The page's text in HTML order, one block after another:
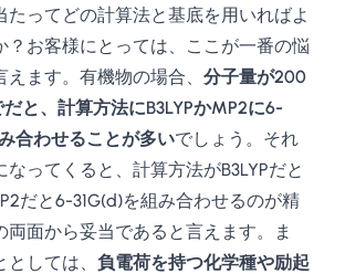
たってどの計算法と基底を用いればよ
？お客様にとっては、ここが一番の悩
ます。有機物の場合、 分子量が200
と、計算方法にB3LYPかMP2に6-
合わせることが多いでしょう。それ
なってくると、計算方法がB3LYPだと
だと6-31G(d)を組み合わせるのが精
両面から妥当であると言えます。ま
しては、 負電荷を持つ化学種や励起